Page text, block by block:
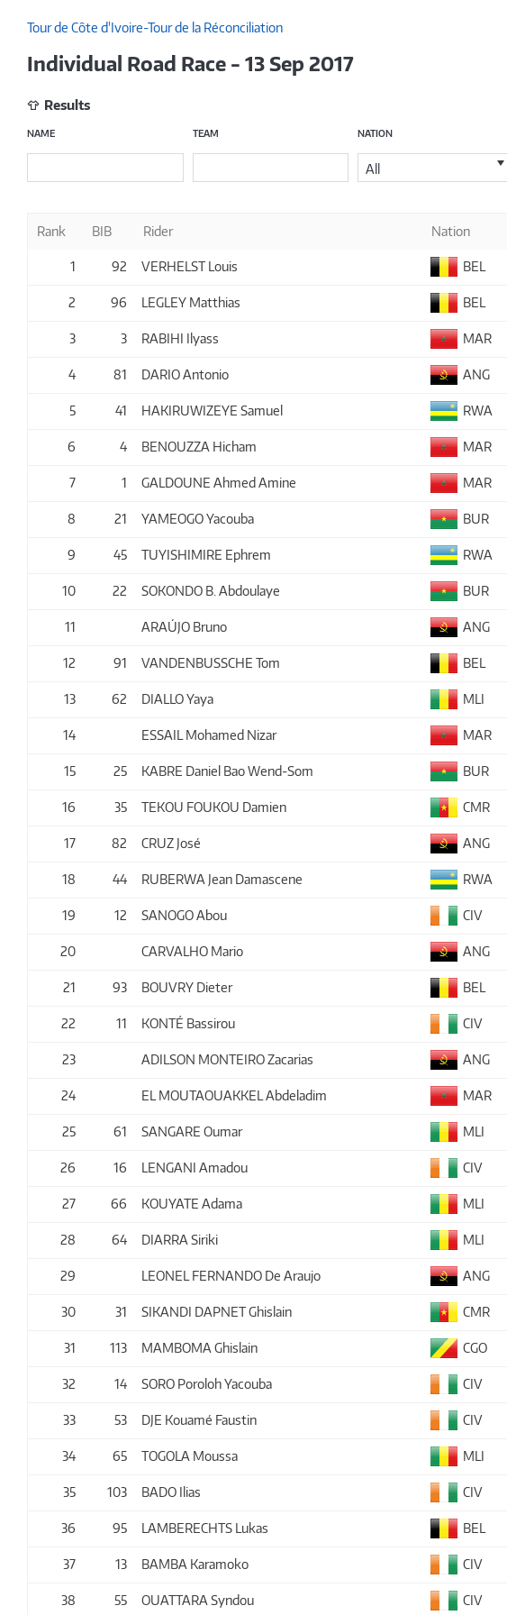
Tour de Côte d'Ivoire-Tour de la Réconciliation
Individual Road Race - 13 Sep 2017
Results
NAME TEAM NATION
All
Rank BIB Rider Nation
1 92 VERHELST Louis BEL
2 96 LEGLEY Matthias BEL
3 3 RABIHI Ilyass MAR
4 81 DARIO Antonio ANG
5 41 HAKIRUWIZEYE Samuel RWA
6 4 BENOUZZA Hicham MAR
7 1 GALDOUNE Ahmed Amine MAR
8 21 YAMEOGO Yacouba BUR
9 45 TUYISHIMIRE Ephrem RWA
10 22 SOKONDO B. Abdoulaye BUR
11 ARAÚJO Bruno ANG
12 91 VANDENBUSSCHE Tom BEL
13 62 DIALLO Yaya MLI
14 ESSAIL Mohamed Nizar MAR
15 25 KABRE Daniel Bao Wend-Som BUR
16 35 TEKOU FOUKOU Damien CMR
17 82 CRUZ José ANG
18 44 RUBERWA Jean Damascene RWA
19 12 SANOGO Abou CIV
20 CARVALHO Mario ANG
21 93 BOUVRY Dieter BEL
22 11 KONTÉ Bassirou CIV
23 ADILSON MONTEIRO Zacarias ANG
24 EL MOUTAOUAKKEL Abdeladim MAR
25 61 SANGARE Oumar MLI
26 16 LENGANI Amadou CIV
27 66 KOUYATE Adama MLI
28 64 DIARRA Siriki MLI
29 LEONEL FERNANDO De Araujo ANG
30 31 SIKANDI DAPNET Ghislain CMR
31 113 MAMBOMA Ghislain CGO
32 14 SORO Poroloh Yacouba CIV
33 53 DJE Kouamé Faustin CIV
34 65 TOGOLA Moussa MLI
35 103 BADO Ilias CIV
36 95 LAMBERECHTS Lukas BEL
37 13 BAMBA Karamoko CIV
38 55 OUATTARA Syndou CIV